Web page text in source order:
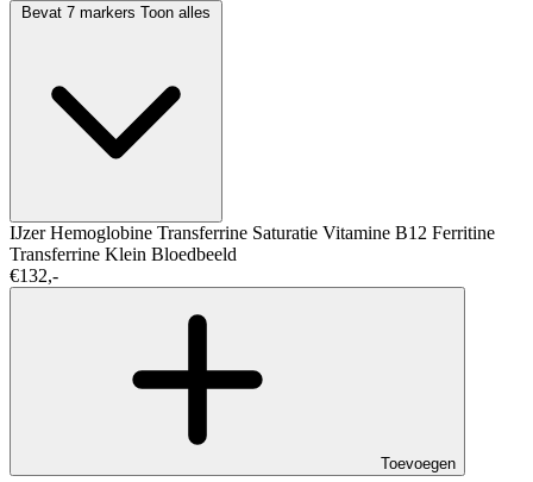
Bevat 7 markers Toon alles
IJzerHemoglobine Transferrine Saturatie Vitamine B12 Ferritine
Transferrine Klein Bloedbeeld
€132,-
Toevoegen